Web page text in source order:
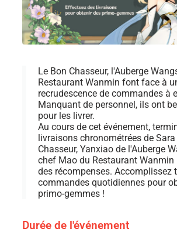
Le Bon Chasseur, l'Auberge
Restaurant Wanmin font face à
recrudescence de commandes à
Manquant de personnel, ils ont
pour les livrer.
Au cours de cet événement,
livraisons chronométrées de
Chasseur, Yanxiao de l'Auberge
chef Mao du Restaurant Wanmin
des récompenses. Accomplissez
commandes quotidiennes pour
primo-gemmes !
Durée de l'événement